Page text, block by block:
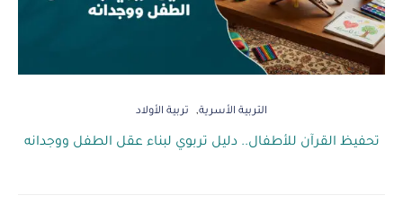
التربية الأسرية تربية الأولاد
تحفيظ القرآن للأطفال.. دليل تربوي لبناء عقل الطفل ووجدانه